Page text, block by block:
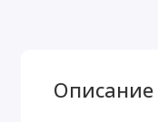
Описание